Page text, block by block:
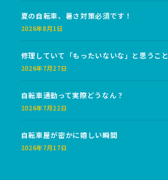
夏の自転車、暑さ対策必須です！
2026年8月1日
修理していて「もったいないな」と思うこと
2026年7月27日
自転車通勤って実際どうなん？
2026年7月22日
自転車屋が密かに嬉しい瞬間
2026年7月17日